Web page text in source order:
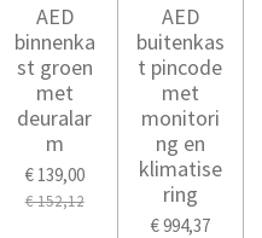
AED
binnenka
st groen
met
deuralar
m
€ 139,00
€ 152,12
AED
buitenkas
t pincode
met
monitori
ng en
klimatise
ring
€ 994,37